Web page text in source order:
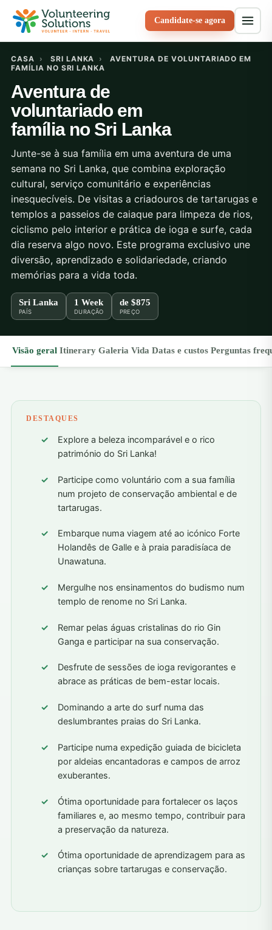
Candidate-se agora
CASA › SRI LANKA ›
AVENTURA DE VOLUNTARIADO EM
FAMÍLIA NO SRI LANKA
Aventura de
voluntariado em
família no Sri Lanka
Junte-se à sua família em uma aventura de uma
semana no Sri Lanka, que combina exploração
cultural, serviço comunitário e experiências
inesquecíveis. De visitas a criadouros de tartarugas e
templos a passeios de caiaque para limpeza de rios,
ciclismo pelo interior e prática de ioga e surfe, cada
dia reserva algo novo. Este programa exclusivo une
diversão, aprendizado e solidariedade, criando
memórias para a vida toda.
Sri Lanka
PAÍS
1 Week
DURAÇÃO
de $875
PREÇO
Visão geral Itinerary Galeria Vida Datas e custos Perguntas
DESTAQUES
Explore a beleza incomparável e o rico
património do Sri Lanka!
Participe como voluntário com a sua família
num projeto de conservação ambiental e de
tartarugas.
Embarque numa viagem até ao icónico Forte
Holandês de Galle e à praia paradisíaca de
Unawatuna.
Mergulhe nos ensinamentos do budismo num
templo de renome no Sri Lanka.
Remar pelas águas cristalinas do rio Gin
Ganga e participar na sua conservação.
Desfrute de sessões de ioga revigorantes e
abrace as práticas de bem-estar locais.
Dominando a arte do surf numa das
deslumbrantes praias do Sri Lanka.
Participe numa expedição guiada de bicicleta
por aldeias encantadoras e campos de arroz
exuberantes.
Ótima oportunidade para fortalecer os laços
familiares e, ao mesmo tempo, contribuir para
a preservação da natureza.
Ótima oportunidade de aprendizagem para as
crianças sobre tartarugas e conservação.